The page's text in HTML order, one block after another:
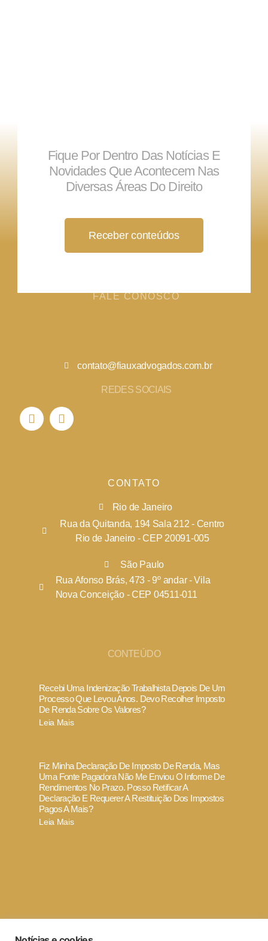
Fique Por Dentro Das Notícias E
Novidades Que Acontecem Nas
Diversas Áreas Do Direito
Receber conteúdos
FALE CONOSCO
contato@fiauxadvogados.com.br
REDES SOCIAIS
CONTATO
Rio de Janeiro
Rua da Quitanda, 194 Sala 212 - Centro
Rio de Janeiro - CEP 20091-005
São Paulo
Rua Afonso Brás, 473 - 9º andar - Vila
Nova Conceição - CEP 04511-011
CONTEÚDO
Recebi Uma Indenização Trabalhista Depois De Um
Processo Que Levou Anos. Devo Recolher Imposto
De Renda Sobre Os Valores?
Leia Mais
Fiz Minha Declaração De Imposto De Renda, Mas
Uma Fonte Pagadora Não Me Enviou O Informe De
Rendimentos No Prazo. Posso Retificar A
Declaração E Requerer A Restituição Dos Impostos
Pagos A Mais?
Leia Mais